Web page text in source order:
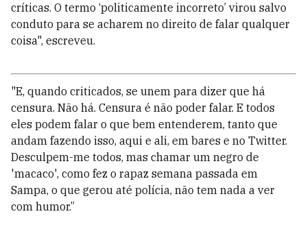
críticas. O termo ‘politicamente incorreto’ virou salvo
conduto para se acharem no direito de falar qualquer
coisa", escreveu.
"E, quando criticados, se unem para dizer que há
censura. Não há. Censura é não poder falar. E todos
eles podem falar o que bem entenderem, tanto que
andam fazendo isso, aqui e ali, em bares e no Twitter.
Desculpem-me todos, mas chamar um negro de
'macaco', como fez o rapaz semana passada em
Sampa, o que gerou até polícia, não tem nada a ver
com humor.”